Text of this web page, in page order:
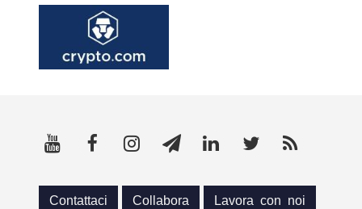
Contattaci Collabora Lavora con noi